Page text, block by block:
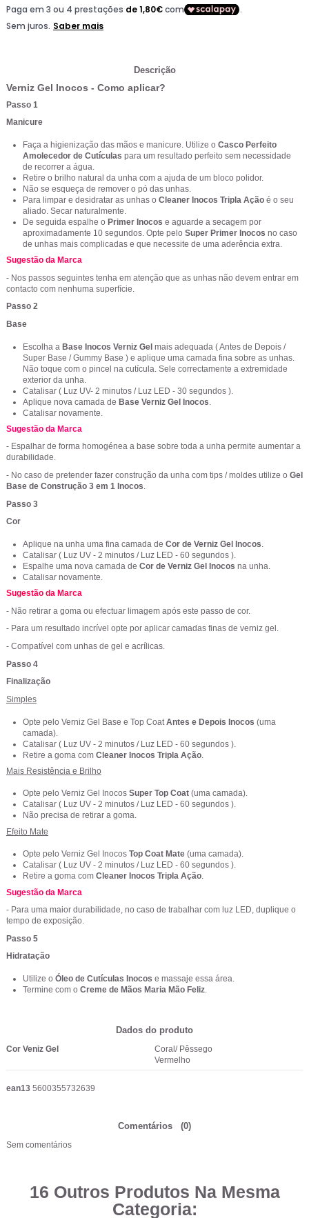
Descrição
Verniz Gel Inocos - Como aplicar?
Passo 1
Manicure
Faça a higienização das mãos e manicure. Utilize o Casco Perfeito
Amolecedor de Cutículas para um resultado perfeito sem necessidade
de recorrer a água.
Retire o brilho natural da unha com a ajuda de um bloco polidor.
Não se esqueça de remover o pó das unhas.
Para limpar e desidratar as unhas o Cleaner Inocos Tripla Ação é o seu
aliado. Secar naturalmente.
De seguida espalhe o Primer Inocos e aguarde a secagem por
aproximadamente 10 segundos. Opte pelo Super Primer Inocos no caso
de unhas mais complicadas e que necessite de uma aderência extra.
Sugestão da Marca
- Nos passos seguintes tenha em atenção que as unhas não devem entrar em
contacto com nenhuma superfície.
Passo 2
Base
Escolha a Base Inocos Verniz Gel mais adequada ( Antes de Depois /
Super Base / Gummy Base ) e aplique uma camada fina sobre as unhas.
Não toque com o pincel na cutícula. Sele correctamente a extremidade
exterior da unha.
Catalisar ( Luz UV- 2 minutos / Luz LED - 30 segundos ).
Aplique nova camada de Base Verniz Gel Inocos
Catalisar novamente.
Sugestão da Marca
- Espalhar de forma homogénea a base sobre toda a unha permite aumentar a
durabilidade.
- No caso de pretender fazer construção da unha com tips / moldes utilize o Gel
Base de Construção 3 em 1 Inocos.
Passo 3
Cor
Aplique na unha uma fina camada de Cor de Verniz Gel Inocos.
Catalisar ( Luz UV - 2 minutos / Luz LED - 60 segundos ).
Espalhe uma nova camada de Cor de Verniz Gel Inocos na unha.
Catalisar novamente.
Sugestão da Marca
- Não retirar a goma ou efectuar limagem após este passo de cor.
- Para um resultado incrível opte por aplicar camadas finas de verniz gel.
- Compatível com unhas de gel e acrílicas.
Passo 4
Finalização
Simples
Opte pelo Verniz Gel Base e Top Coat Antes e Depois Inocos (uma
camada).
Catalisar ( Luz UV - 2 minutos / Luz LED - 60 segundos ).
Retire a goma com Cleaner Inocos Tripla Ação
Mais Resistência e Brilho
Opte pelo Verniz Gel Inocos Super Top Coat (uma camada).
Catalisar ( Luz UV - 2 minutos / Luz LED - 60 segundos ).
Não precisa de retirar a goma.
Efeito Mate
Opte pelo Verniz Gel Inocos Top Coat Mate (uma camada).
Catalisar ( Luz UV - 2 minutos / Luz LED - 60 segundos ).
Retire a goma com Cleaner Inocos Tripla Ação.
Sugestão da Marca
- Para uma maior durabilidade, no caso de trabalhar com luz LED, duplique o
tempo de exposição.
Passo 5
Hidratação
Utilize o Óleo de Cutículas Inocos e massaje essa área.
Termine com o Creme de Mãos Maria Mão Feliz.
Dados do produto
Cor Veniz Gel
Coral/ Pêssego
Vermelho
ean13 5600355732639
Comentários (0)
Sem comentários
16 Outros Produtos Na Mesma
Categoria: